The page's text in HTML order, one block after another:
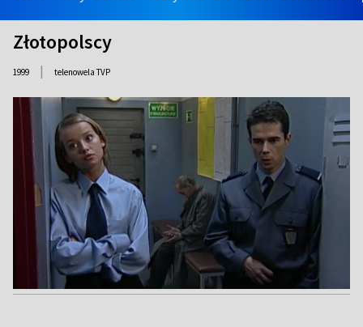
Złotopolscy
1999 | telenowela TVP